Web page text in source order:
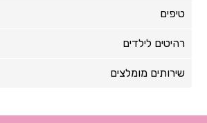
טיפים
רהיטים לילדים
שירותים מומלצים